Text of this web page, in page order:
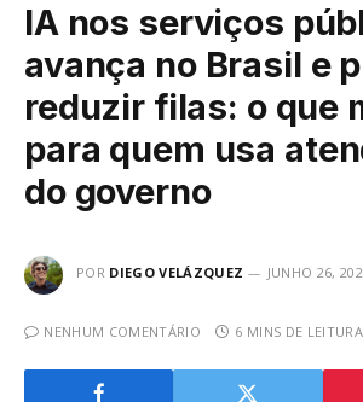
IA nos serviços
avança no Brasil e
reduzir filas: o que
para quem usa
do governo
POR DIEGO VELÁZQUEZ JUNHO 26,
NENHUM COMENTÁRIO 6 MINS DE LEITURA